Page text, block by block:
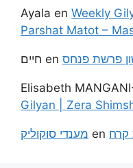
Ayala en Weekly
Parshat Matot –
חיים en פרשת פנחס
Elisabeth
Gilyan | Zera
מענדי סוקוליק en קרח